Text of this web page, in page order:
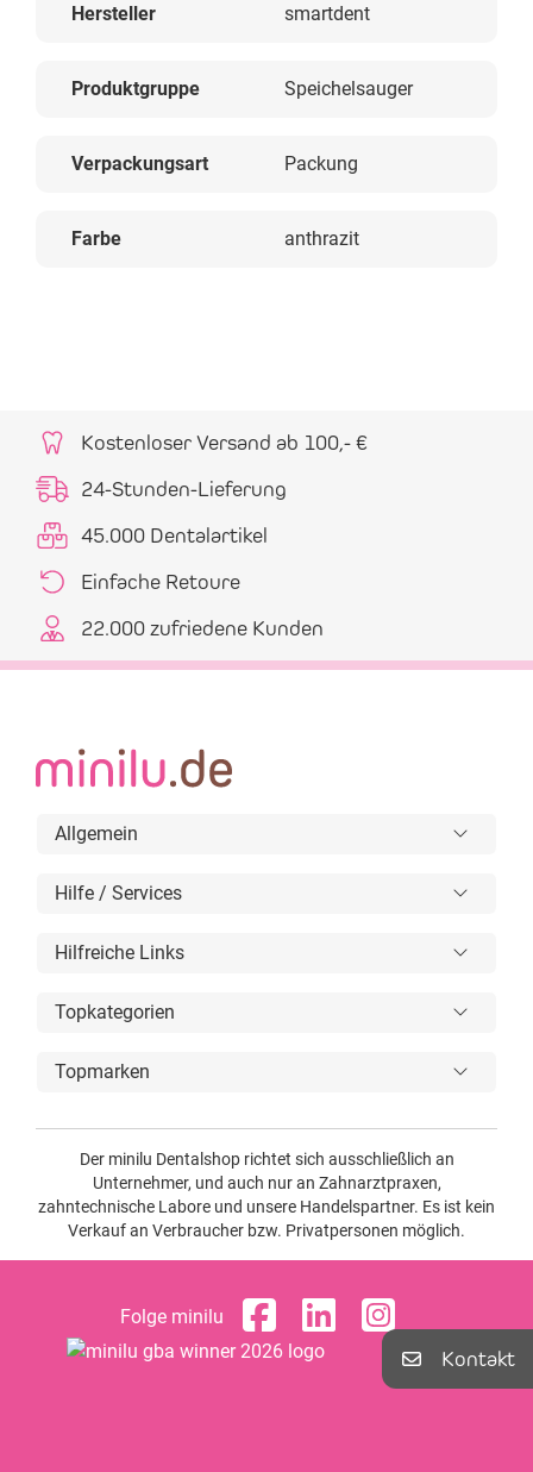
Hersteller smartdent
Produktgruppe Speichelsauger
Verpackungsart Packung
Farbe anthrazit
Kontakt
Kostenloser Versand ab 100,- €
24-Stunden-Lieferung
45.000 Dentalartikel
Einfache Retoure
22.000 zufriedene Kunden
Allgemein
Hilfe / Services
Hilfreiche Links
Topkategorien
Topmarken
Der minilu Dentalshop richtet sich ausschließlich an
Unternehmer, und auch nur an Zahnarztpraxen,
zahntechnische Labore und unsere Handelspartner. Es ist kein
Verkauf an Verbraucher bzw. Privatpersonen möglich.
Folge minilu